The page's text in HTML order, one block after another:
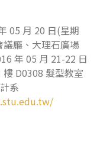
05 月 20 日(星期
廳、大理石廣場
年 05 月 21-22 日
D0308 髮型教室
系